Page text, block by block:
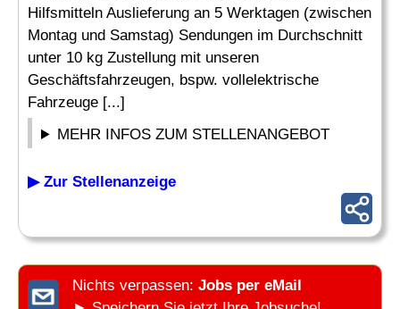
Hilfsmitteln Auslieferung an 5 Werktagen (zwischen
Montag und Samstag) Sendungen im Durchschnitt
unter 10 kg Zustellung mit unseren
Geschäftsfahrzeugen, bspw. vollelektrische
Fahrzeuge [...]
MEHR INFOS ZUM STELLENANGEBOT
▶ Zur Stellenanzeige
Nichts verpassen: Jobs per eMail